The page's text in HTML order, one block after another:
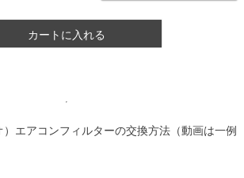
カートに入れる
エアコンフィルターの交換方法（動画は一例